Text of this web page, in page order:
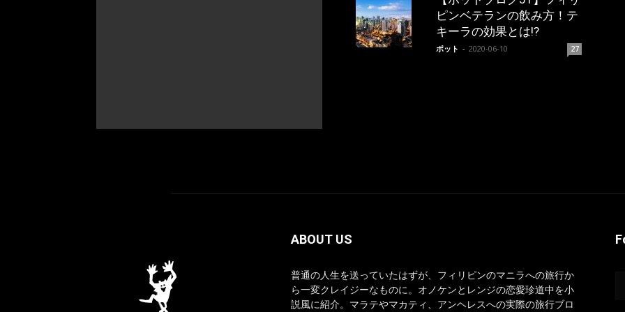
ピンベテランの飲み方！テ
キーラの効果とは!?
ポット - 2020-06-10 27
ABOUT US
普通の人生を送っていたはずが、フィリピンのマニラへの旅行か
ら一変クレイジーなものに。オノケンとレンジの恋愛珍道中を小
説風に紹介。マラテやマカティ、アンヘレスへの実際の旅行ブロ